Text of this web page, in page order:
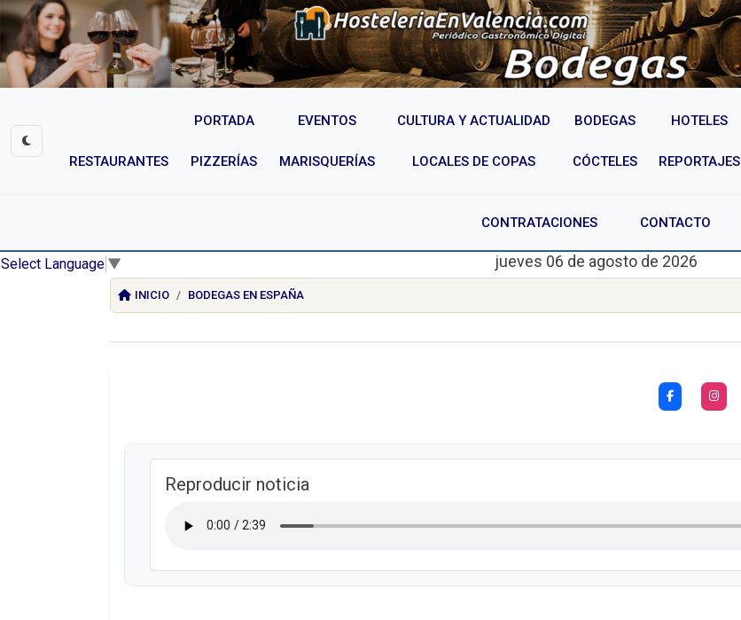
PORTADA EVENTOS CULTURA Y ACTUALIDAD BODEGAS HOTELES
RESTAURANTES PIZZERÍAS MARISQUERÍAS LOCALES DE COPAS CÓCTELES REPORTAJES
CONTRATACIONES CONTACTO
Select Language ▼ jueves 06 de agosto de 2026
INICIO BODEGAS EN ESPAÑA
Reproducir noticia